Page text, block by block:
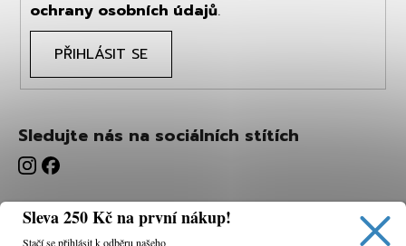
ochrany osobních údajů.
PŘIHLÁSIT SE
Sledujte nás na sociálních stítích
Sleva 250 Kč na první nákup!
Stačí se přihlásit k odběru našeho